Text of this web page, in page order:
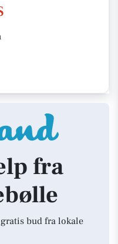
fra
bud fra lokale